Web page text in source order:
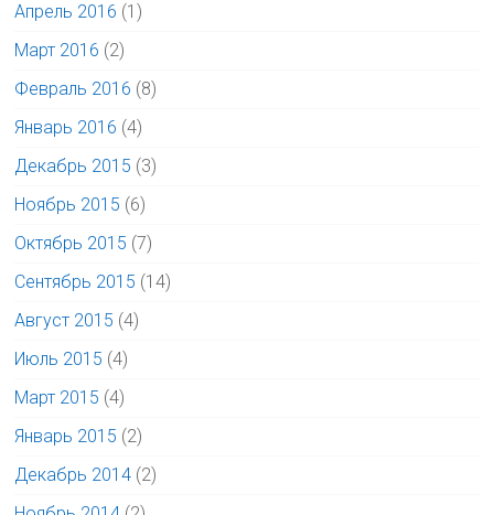
Апрель 2016 (1)
Март 2016 (2)
Февраль 2016 (8)
Январь 2016 (4)
Декабрь 2015 (3)
Ноябрь 2015 (6)
Октябрь 2015 (7)
Сентябрь 2015 (14)
Август 2015 (4)
Июль 2015 (4)
Март 2015 (4)
Январь 2015 (2)
Декабрь 2014 (2)